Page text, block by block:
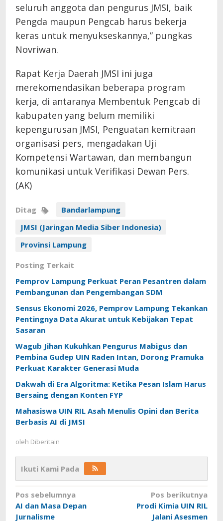
seluruh anggota dan pengurus JMSI, baik
Pengda maupun Pengcab harus bekerja
keras untuk menyukseskannya,” pungkas
Novriwan.
Rapat Kerja Daerah JMSI ini juga
merekomendasikan beberapa program
kerja, di antaranya Membentuk Pengcab di
kabupaten yang belum memiliki
kepengurusan JMSI, Penguatan kemitraan
organisasi pers, mengadakan Uji
Kompetensi Wartawan, dan membangun
komunikasi untuk Verifikasi Dewan Pers.
(AK)
Ditag
Bandarlampung
JMSI (Jaringan Media Siber Indonesia)
Provinsi Lampung
Posting Terkait
Pemprov Lampung Perkuat Peran Pesantren dalam
Pembangunan dan Pengembangan SDM
Sensus Ekonomi 2026, Pemprov Lampung Tekankan
Pentingnya Data Akurat untuk Kebijakan Tepat
Sasaran
Wagub Jihan Kukuhkan Pengurus Mabigus dan
Pembina Gudep UIN Raden Intan, Dorong Pramuka
Perkuat Karakter Generasi Muda
Dakwah di Era Algoritma: Ketika Pesan Islam Harus
Bersaing dengan Konten FYP
Mahasiswa UIN RIL Asah Menulis Opini dan Berita
Berbasis AI di JMSI
oleh Diberitain
Ikuti Kami Pada
Navigasi
pos
Pos sebelumnya
AI dan Masa Depan
Jurnalisme
Pos berikutnya
Prodi Kimia UIN RIL
Jalani Asesmen